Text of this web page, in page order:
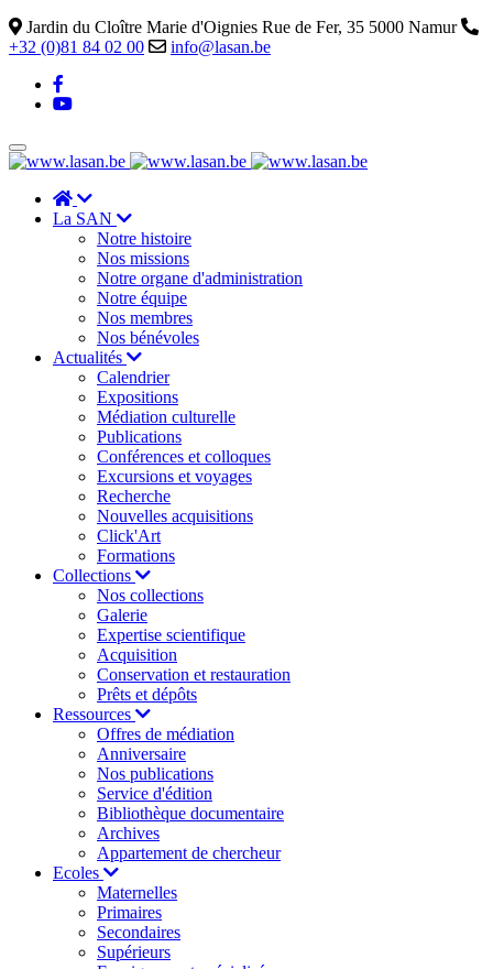
Jardin du Cloître Marie d'Oignies Rue de Fer, 35 5000 Namur
+32 (0)81 84 02 00
info@lasan.be
La SAN
Notre histoire
Nos missions
Notre organe d'administration
Notre équipe
Nos membres
Nos bénévoles
Actualités
Calendrier
Expositions
Médiation culturelle
Publications
Conférences et colloques
Excursions et voyages
Recherche
Nouvelles acquisitions
Click'Art
Formations
Collections
Nos collections
Galerie
Expertise scientifique
Acquisition
Conservation et restauration
Prêts et dépôts
Ressources
Offres de médiation
Anniversaire
Nos publications
Service d'édition
Bibliothèque documentaire
Archives
Appartement de chercheur
Ecoles
Maternelles
Primaires
Secondaires
Supérieurs